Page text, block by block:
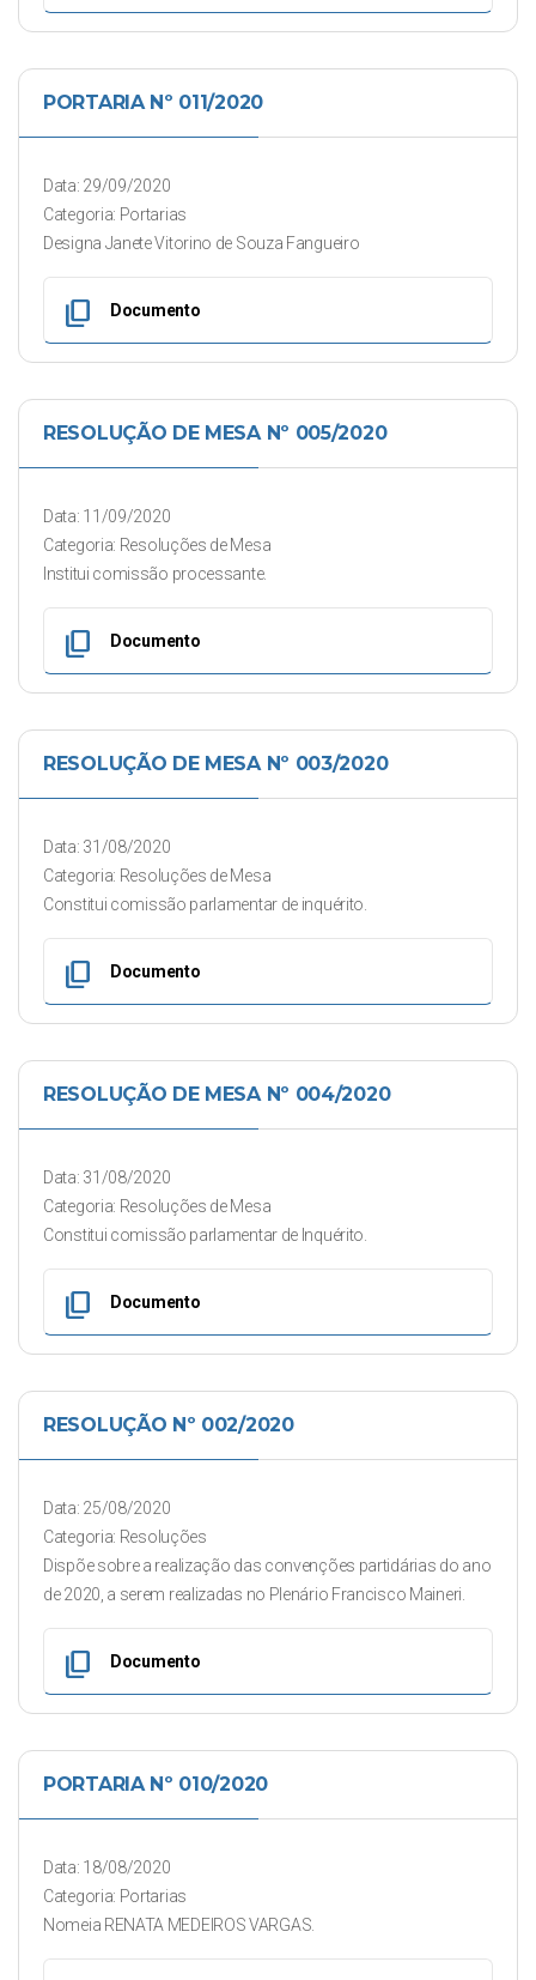
PORTARIA Nº 011/2020
Data: 29/09/2020
Categoria: Portarias
Designa Janete Vitorino de Souza Fangueiro
content_copy Documento
RESOLUÇÃO DE MESA Nº 005/2020
Data: 11/09/2020
Categoria: Resoluções de Mesa
Institui comissão processante.
content_copy Documento
RESOLUÇÃO DE MESA Nº 003/2020
Data: 31/08/2020
Categoria: Resoluções de Mesa
Constitui comissão parlamentar de inquérito.
content_copy Documento
RESOLUÇÃO DE MESA Nº 004/2020
Data: 31/08/2020
Categoria: Resoluções de Mesa
Constitui comissão parlamentar de Inquérito.
content_copy Documento
RESOLUÇÃO Nº 002/2020
Data: 25/08/2020
Categoria: Resoluções
Dispõe sobre a realização das convenções partidárias do ano
de 2020, a serem realizadas no Plenário Francisco Maineri.
content_copy Documento
PORTARIA Nº 010/2020
Data: 18/08/2020
Categoria: Portarias
Nomeia RENATA MEDEIROS VARGAS.